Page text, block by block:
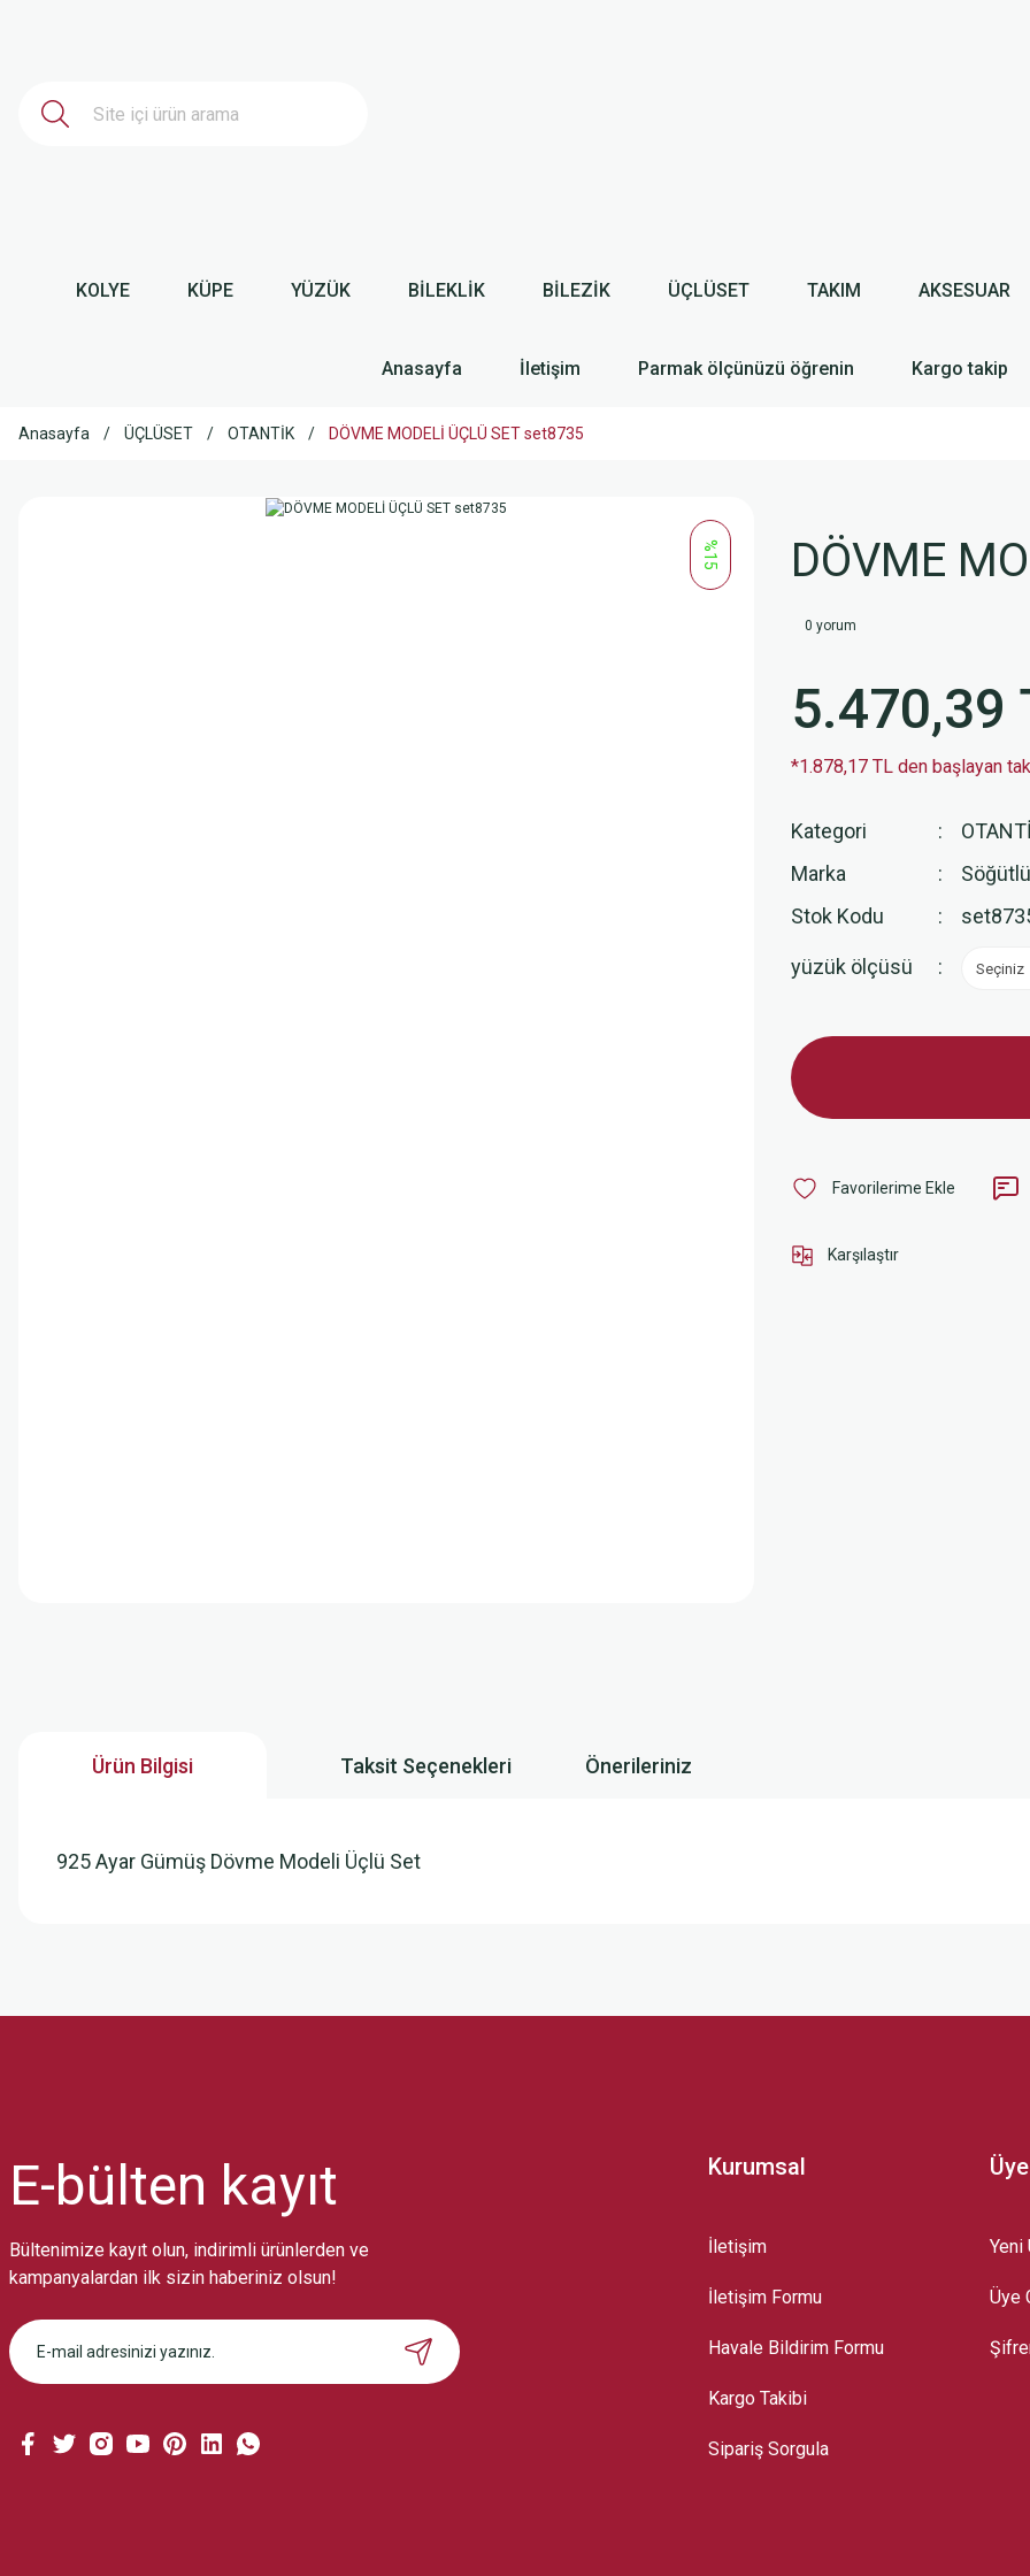
KOLYE KÜPE YÜZÜK BİLEKLİK BİLEZİK ÜÇLÜSET TAKIM AKSESUAR
Anasayfa İletişim Parmak ölçünüzü öğrenin Kargo takip
Anasayfa ÜÇLÜSET OTANTİK DÖVME MODELİ ÜÇLÜ SET set8735
%15 DÖVME
0 yorum
5.470,39
*1.878,17 TL den başlayan
Kategori
Marka
Stok Kodu
yüzük ölçüsü
Karşılaştır
Ürün Bilgisi Taksit Seçenekleri Önerileriniz
925 Ayar Gümüş Dövme Modeli Üçlü Set
Bu ürüne benzer farklı alternatifler olmalı.
Gönder
E-bülten kayıt
Bültenimize kayıt olun, indirimli ürünlerden ve
kampanyalardan ilk sizin haberiniz olsun!
Kurumsal
İletişim
İletişim Formu
Havale Bildirim Formu
Kargo Takibi
Sipariş Sorgula
Yeni
Üye